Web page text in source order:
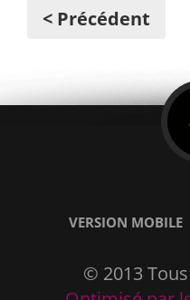
< Précédent
VERSION MOBILE
© 2013